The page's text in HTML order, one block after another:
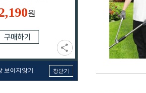
원
보이지않기 창닫기